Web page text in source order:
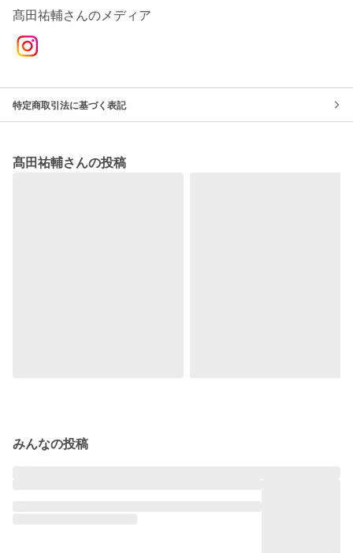
髙田祐輔さんのメディア
特定商取引法に基づく表記
髙田祐輔さんの投稿
みんなの投稿